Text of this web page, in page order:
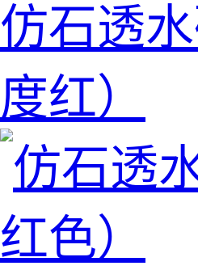
仿石透
度红）